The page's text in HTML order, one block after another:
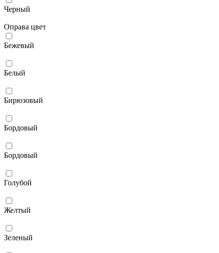
Черный
Оправа цвет
Бежевый
Белый
Бирюзовый
Бордовый
Бордовый
Голубой
Желтый
Зеленый